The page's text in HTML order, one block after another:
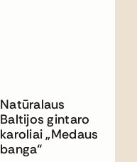
Natūralaus
Baltijos gintaro
karoliai „Medaus
banga“